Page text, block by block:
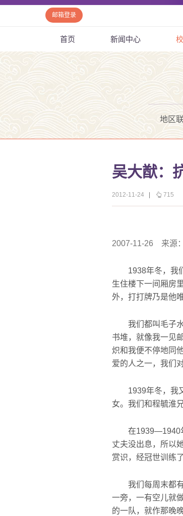
邮箱登录
首页 新闻中心
地区
吴大猷：
2012-11-24 715
2007-11-26 来源
1938年冬，我们
生住楼下一间厢房
外，打打牌乃是他
我们都叫毛子水
书堆，就像我一见
炽和我便不停地同
爱的人之一，我们
1939年冬，我又
女。我们和程毓淮
在1939—1940年
丈夫没出息，所以
赏识，经冠世训练
我们每周末都有
一旁，一有空儿就
的一队，就作那晚